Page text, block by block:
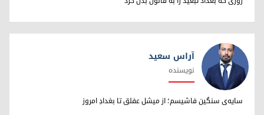
آراس سعید
آراس سعید
نویسنده
سایه‌ی سنگین فاشیسم؛ از میشل عفلق تا بغدادِ امروز